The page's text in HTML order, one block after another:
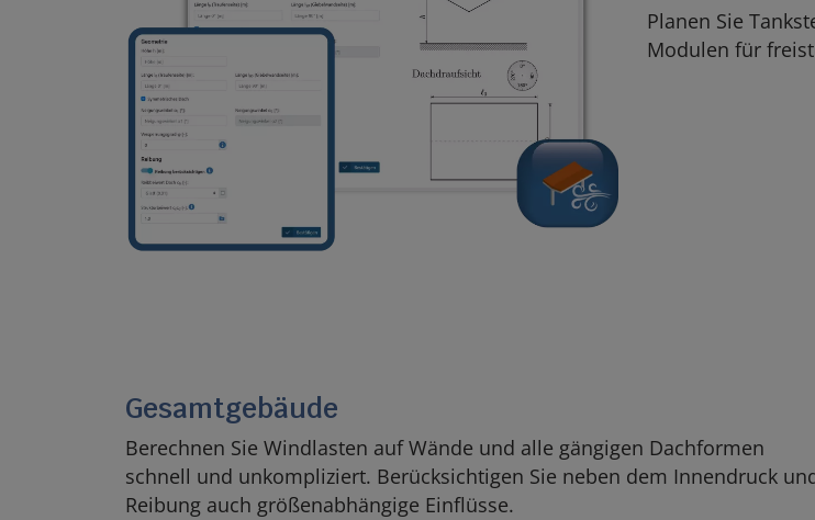
Planen Sie
Modulen für
Gesamtgebäude
Berechnen Sie Windlasten auf Wände und alle gängigen Dachformen
schnell und unkompliziert. Berücksichtigen Sie neben dem Innendruck
Reibung auch größenabhängige Einflüsse.